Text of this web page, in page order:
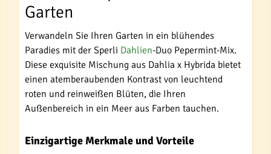
Garten
Verwandeln Sie Ihren Garten in ein blühendes
Paradies mit der Sperli Dahlien-Duo Pepermint-Mix.
Diese exquisite Mischung aus Dahlia x Hybrida bietet
einen atemberaubenden Kontrast von leuchtend
roten und reinweißen Blüten, die Ihren
Außenbereich in ein Meer aus Farben tauchen.
Einzigartige Merkmale und Vorteile